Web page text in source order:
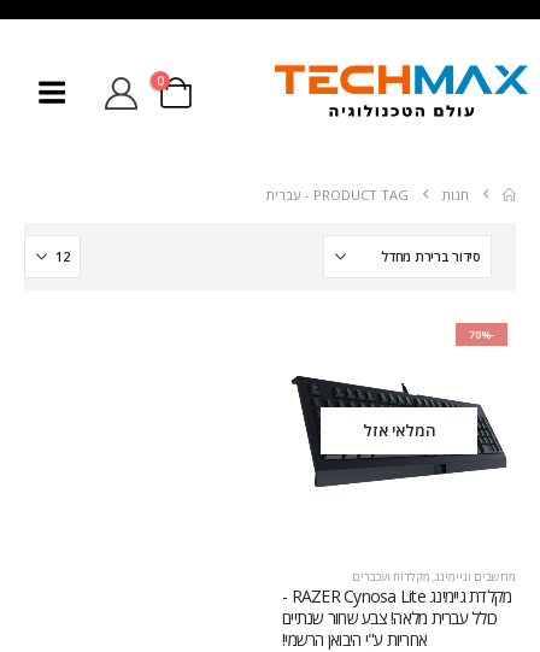
0
חנות PRODUCT TAG - עברית
-70%
המלאי אזל
מחשבים וגיימינג, מקלדות ועכברים
מקלדת גיימינג RAZER Cynosa Lite -
כולל עברית מלאה! צבע שחור שנתיים
אחריות ע"י היבואן הרשמי!